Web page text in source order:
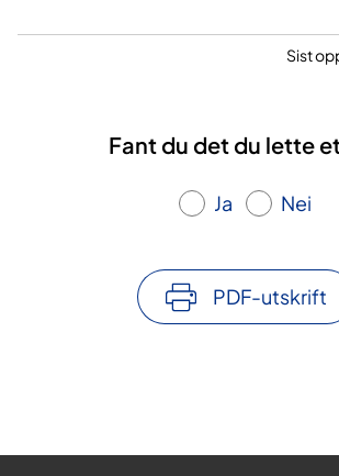
Sist
Fant du det du lette
Ja Nei
PDF-utskrift